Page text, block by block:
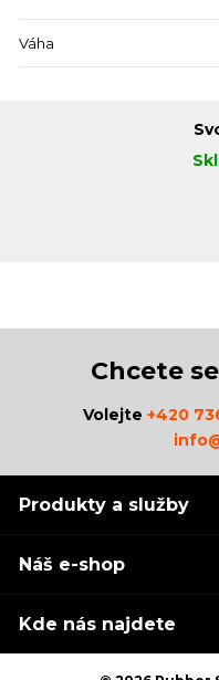
Váha
Chcete
Volejte +420
Produkty a služby
Náš e-shop
Kde nás najdete